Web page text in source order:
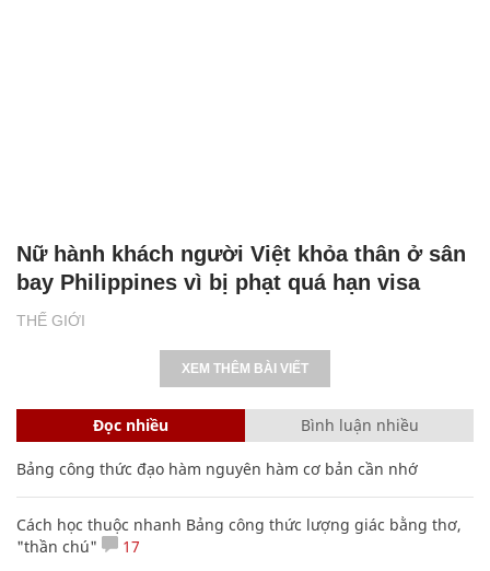
THẾ GIỚI
Nữ hành khách người Việt khỏa thân ở sân
bay Philippines vì bị phạt quá hạn visa
XEM THÊM BÀI VIẾT
Đọc nhiều Bình luận nhiều
Bảng công thức đạo hàm nguyên hàm cơ bản cần nhớ
Cách học thuộc nhanh Bảng công thức lượng giác bằng thơ,
"thần chú"
17